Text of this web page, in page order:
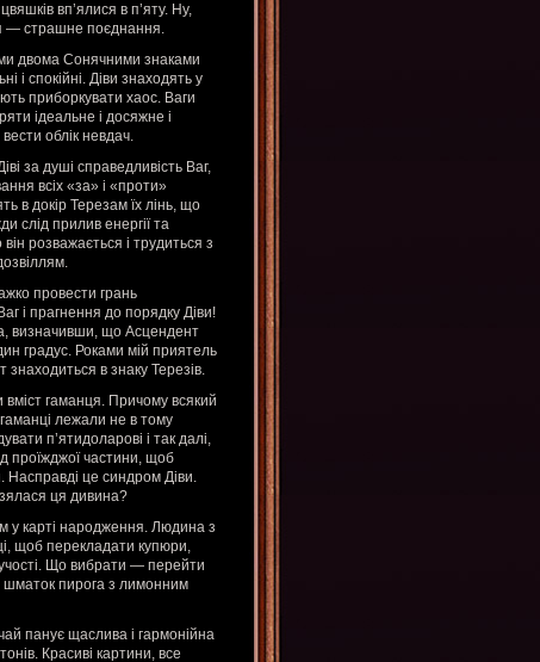
вп’ялися в п’яту. Ну,
— страшне поєднання.
двома Сонячними знаками
і спокійні. Діви знаходять у
приборкувати хаос. Ваги
ідеальне і досяжне і
облік невдач.
за душі справедливість Ваг,
всіх «за» і «проти»
в докір Терезам їх лінь, що
слід прилив енергії та
розважається і трудиться з
провести грань
і прагнення до порядку Діви!
визначивши, що Асцендент
градус. Роками мій приятель
в знаку Терезів.
гаманця. Причому всякий
лежали не в тому
п’ятидоларові і так далі,
проїжджої частини, щоб
Насправді це синдром Діви.
ця дивина?
у карті народження. Людина з
щоб перекладати купюри,
Що вибрати — перейти
шматок пирога з лимонним
панує щаслива і гармонійна
Красиві картини, все